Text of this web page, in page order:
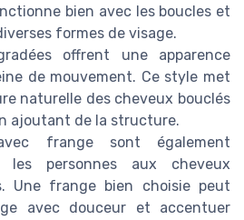
bien avec les boucles et
formes de visage.
offrent une apparence
de mouvement. Ce style met
naturelle des cheveux bouclés
ajoutant de la structure.
frange sont également
les personnes aux cheveux
Une frange bien choisie peut
avec douceur et accentuer